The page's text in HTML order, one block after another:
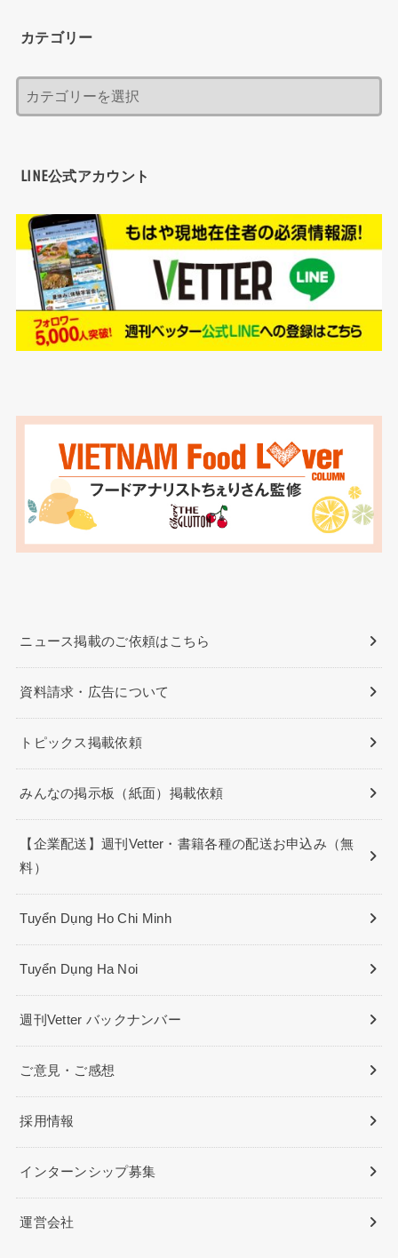
カテゴリー
LINE公式アカウント
ニュース掲載のご依頼はこちら
資料請求・広告について
トピックス掲載依頼
みんなの掲示板（紙面）掲載依頼
【企業配送】週刊Vetter・書籍各種の配送お申込み（無
料）
Tuyển Dụng Ho Chi Minh
Tuyển Dụng Ha Noi
週刊Vetter バックナンバー
ご意見・ご感想
採用情報
インターンシップ募集
運営会社